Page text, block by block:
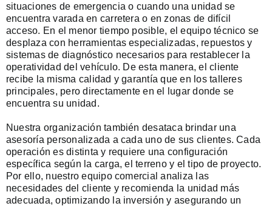
situaciones de emergencia o cuando una unidad se
encuentra varada en carretera o en zonas de difícil
acceso. En el menor tiempo posible, el equipo técnico se
desplaza con herramientas especializadas, repuestos y
sistemas de diagnóstico necesarios para restablecer la
operatividad del vehículo. De esta manera, el cliente
recibe la misma calidad y garantía que en los talleres
principales, pero directamente en el lugar donde se
encuentra su unidad.
Nuestra organización también desataca brindar una
asesoría personalizada a cada uno de sus clientes. Cada
operación es distinta y requiere una configuración
específica según la carga, el terreno y el tipo de proyecto.
Por ello, nuestro equipo comercial analiza las
necesidades del cliente y recomienda la unidad más
adecuada, optimizando la inversión y asegurando un